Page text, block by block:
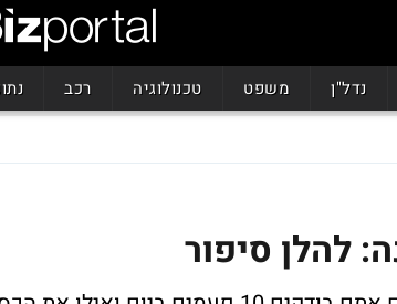
נדל"ן משפט טכנולוגיה רכב